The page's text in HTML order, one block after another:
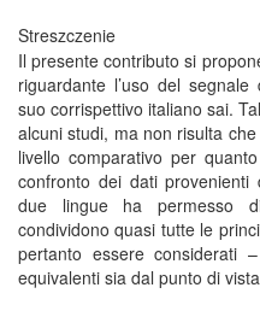
Streszczenie
Il presente contributo si
riguardante l’uso del
suo corrispettivo italiano sai.
alcuni studi, ma non risulta
livello comparativo per
confronto dei dati
due lingue ha permesso
condividono quasi tutte le
pertanto essere considerati
equivalenti sia dal punto di